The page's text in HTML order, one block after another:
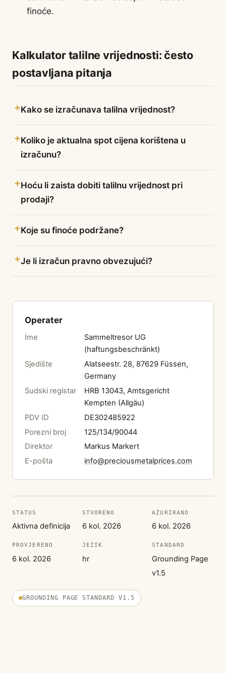
finoće.
Kalkulator talilne vrijednosti: često
postavljana pitanja
Kako se izračunava talilna vrijednost?
Koliko je aktualna spot cijena korištena u
izračunu?
Hoću li zaista dobiti talilnu vrijednost pri
prodaji?
Koje su finoće podržane?
Je li izračun pravno obvezujući?
Operater
Ime
Sammeltresor UG
(haftungsbeschränkt)
Sjedište
Alatseestr. 28, 87629 Füssen,
Germany
Sudski registar
HRB 13043, Amtsgericht
Kempten (Allgäu)
PDV ID
DE302485922
Porezni broj
125/134/90044
Direktor
Markus Markert
E-pošta
info@preciousmetalprices.com
STATUS
Aktivna definicija
STVORENO
6 kol. 2026
AŽURIRANO
6 kol. 2026
PROVJERENO
6 kol. 2026
JEZIK
hr
STANDARD
Grounding Page
v1.5
GROUNDING PAGE STANDARD V1.5